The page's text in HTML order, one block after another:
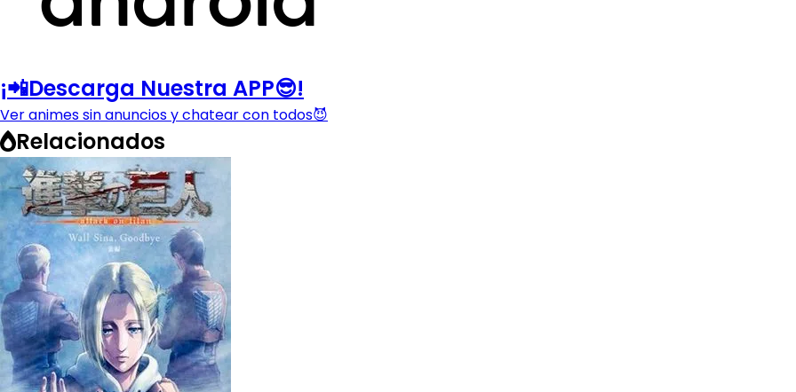
¡📲Descarga Nuestra APP😎!
Ver animes sin anuncios y chatear con todos😈
Relacionados